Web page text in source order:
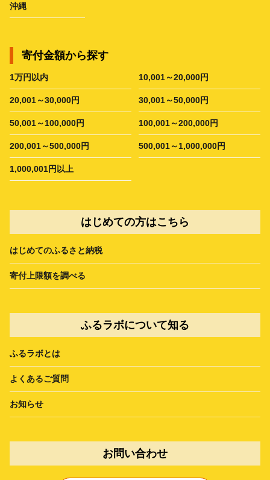
沖縄
寄付金額から探す
1万円以内 10,001～20,000円
20,001～30,000円 30,001～50,000円
50,001～100,000円 100,001～200,000円
200,001～500,000円 500,001～1,000,000円
1,000,001円以上
はじめての方はこちら
はじめてのふるさと納税
寄付上限額を調べる
ふるラボについて知る
ふるラボとは
よくあるご質問
お知らせ
お問い合わせ